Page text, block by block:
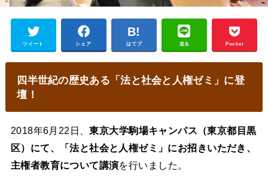
ツイート シェア はてブ 送る Pocket
四半世紀の歴史ある「法と社会と人権ゼミ」に登
壇！
2018年6月22日、東京大学駒場キャンパス（東京都目黒
区）にて、「法と社会と人権ゼミ」にお招きいただき、
主権者教育について講演を行いました。